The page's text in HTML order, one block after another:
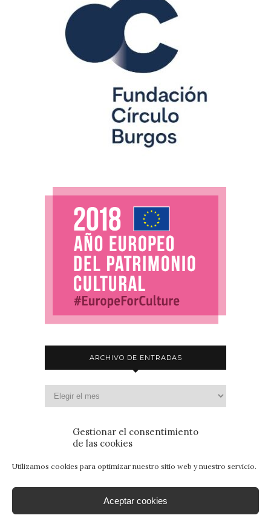
Gestionar el consentimiento
de las cookies
Utilizamos cookies para optimizar nuestro sitio web y nuestro servicio.
Aceptar cookies
ARCHIVO DE ENTRADAS